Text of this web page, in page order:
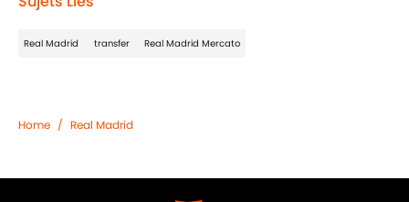
Real Madrid transfer Real Madrid Mercato
Home / Real Madrid